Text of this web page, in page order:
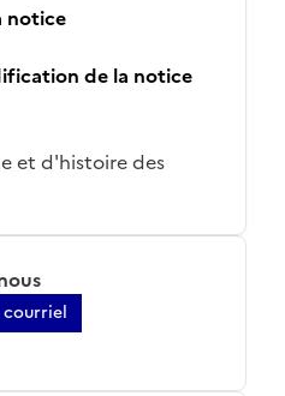
notice
de la notice
et d'histoire des
courriel